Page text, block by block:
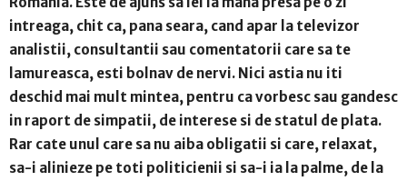
intreaga, chit ca, pana seara, cand apar la televizor
analistii, consultantii sau comentatorii care sa te
lamureasca, esti bolnav de nervi. Nici astia nu iti
deschid mai mult mintea, pentru ca vorbesc sau gandesc
in raport de simpatii, de interese si de statul de plata.
Rar cate unul care sa nu aiba obligatii si care, relaxat,
sa-i alinieze pe toti politicienii si sa-i ia la palme, de la